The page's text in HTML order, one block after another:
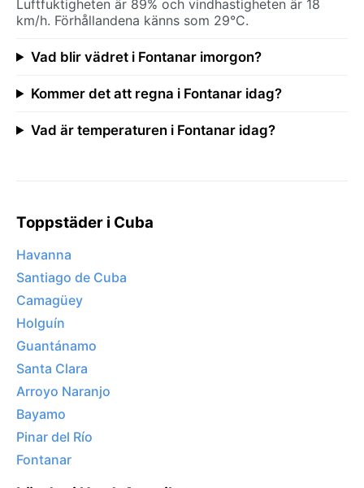
Luftfuktigheten är 89% och vindhastigheten är 18
km/h. Förhållandena känns som 29°C.
Vad blir vädret i Fontanar imorgon?
Kommer det att regna i Fontanar idag?
Vad är temperaturen i Fontanar idag?
Toppstäder i Cuba
Havanna
Santiago de Cuba
Camagüey
Holguín
Guantánamo
Santa Clara
Arroyo Naranjo
Bayamo
Pinar del Río
Fontanar